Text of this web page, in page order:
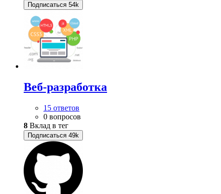
Подписаться 54k
Веб-разработка
15 ответов
0 вопросов
8 Вклад в тег
Подписаться 49k